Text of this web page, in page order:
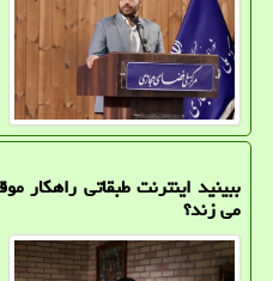
ببینید اینترنت طبقاتی راهکار
می زند؟